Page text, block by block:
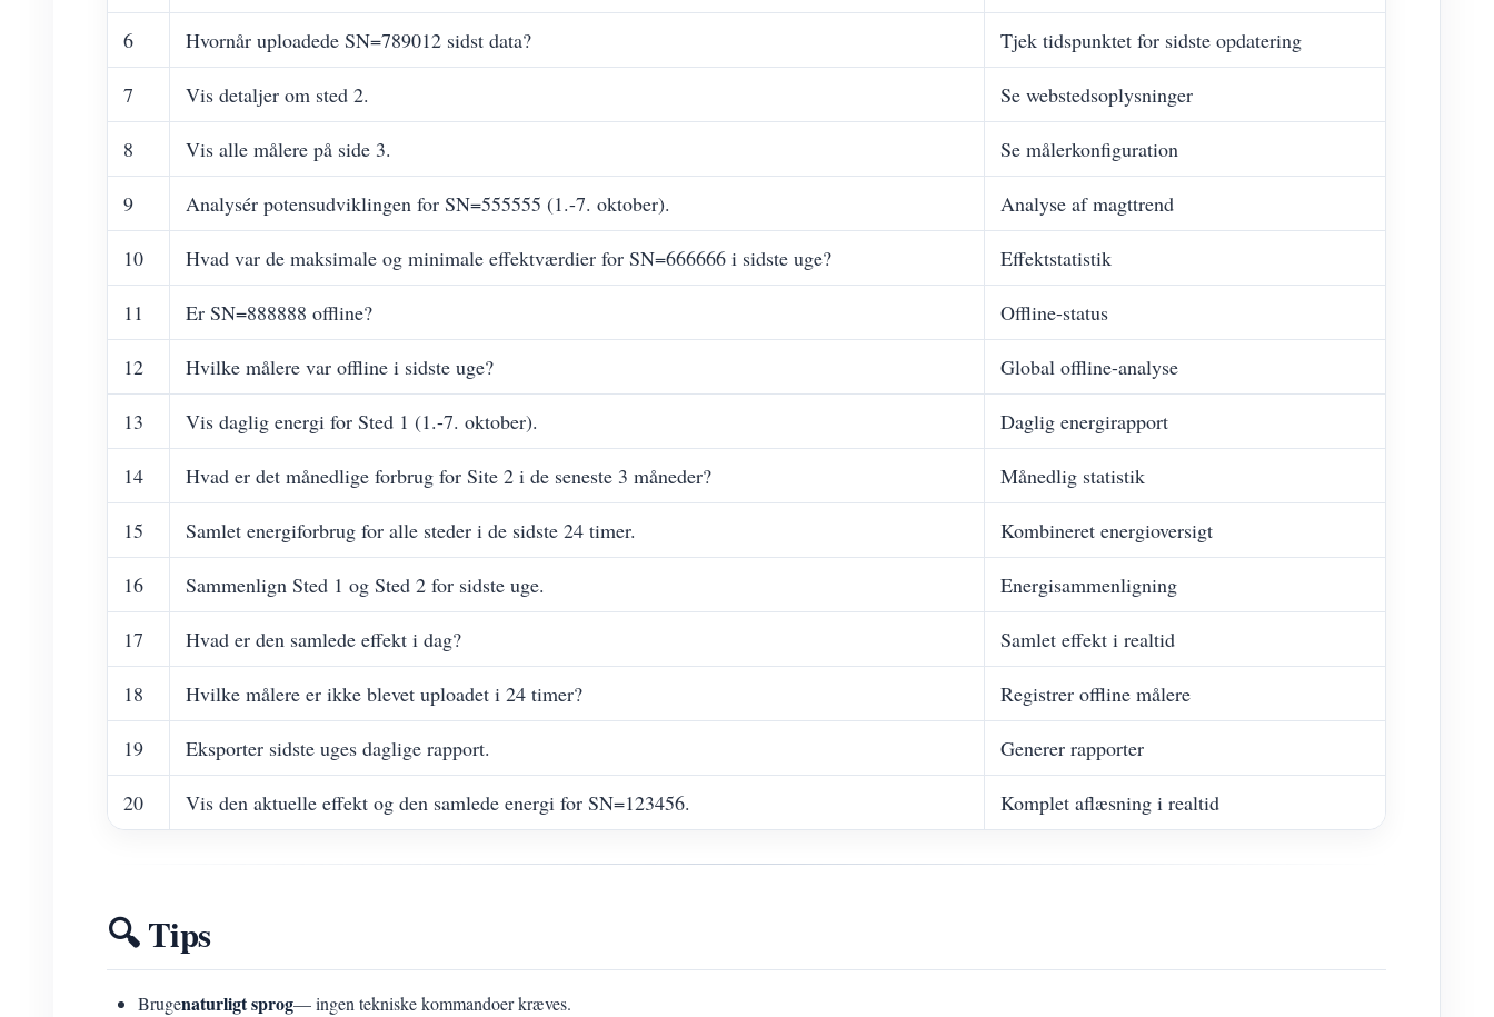
6 Hvornår uploadede SN=789012 sidst data? Tjek tidspunktet for sidste opdatering
7 Vis detaljer om sted 2. Se webstedsoplysninger
8 Vis alle målere på side 3. Se målerkonfiguration
9 Analysér potensudviklingen for SN=555555 (1.-7. oktober). Analyse af magttrend
10 Hvad var de maksimale og minimale effektværdier for SN=666666 i sidste uge? Effektstatistik
11 Er SN=888888 offline? Offline-status
12 Hvilke målere var offline i sidste uge? Global offline-analyse
13 Vis daglig energi for Sted 1 (1.-7. oktober). Daglig energirapport
14 Hvad er det månedlige forbrug for Site 2 i de seneste 3 måneder? Månedlig statistik
15 Samlet energiforbrug for alle steder i de sidste 24 timer. Kombineret energioversigt
16 Sammenlign Sted 1 og Sted 2 for sidste uge. Energisammenligning
17 Hvad er den samlede effekt i dag? Samlet effekt i realtid
18 Hvilke målere er ikke blevet uploadet i 24 timer? Registrer offline målere
19 Eksporter sidste uges daglige rapport. Generer rapporter
20 Vis den aktuelle effekt og den samlede energi for SN=123456. Komplet aflæsning i realtid
🔍 Tips
Brugenaturligt sprog— ingen tekniske kommandoer kræves.